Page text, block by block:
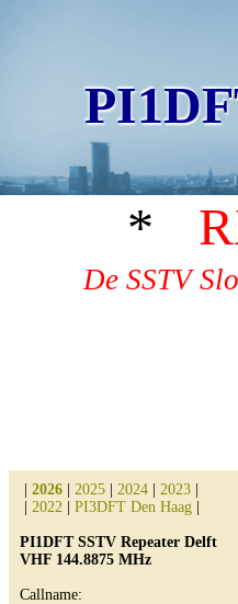
*
De SSTV
2026 2025 2024 2023
2022 PI3DFT Den Haag
PI1DFT SSTV Repeater Delft
VHF 144.8875 MHz
Callname: